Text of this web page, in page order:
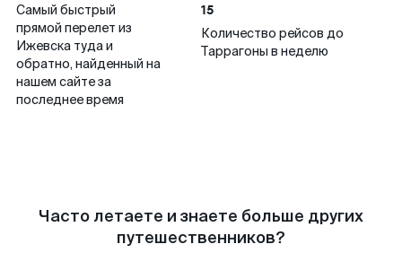
Самый быстрый
прямой перелет из
Ижевска туда и
обратно, найденный на
нашем сайте за
последнее время
15
Количество рейсов до
Таррагоны в неделю
Часто летаете и знаете больше других
путешественников?